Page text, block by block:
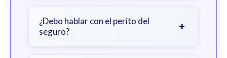
gravedad de sus lesiones, facturas
médicas, tiempo fuera del trabajo y
¿Debo hablar con el perito del
seguro?
+